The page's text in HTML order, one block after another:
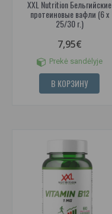
XXL Nutrition Бельгийские
протеиновые вафли (6 x
25/30 г.)
7,95€
Prekė sandėlyje
В КОРЗИНУ